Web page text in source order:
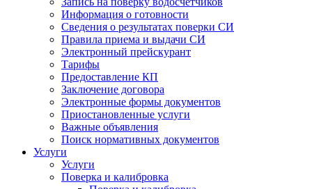
Информация о готовности
Сведения о результатах поверки СИ
Правила приема и выдачи СИ
Электронный прейскурант
Тарифы
Предоставление КП
Заключение договора
Электронные формы документов
Приостановленные услуги
Важные объявления
Поиск нормативных документов
Услуги
Услуги
Поверка и калибровка